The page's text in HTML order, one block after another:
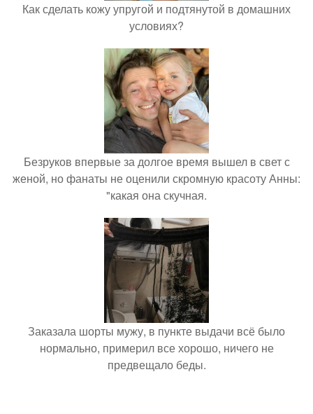
Как сделать кожу упругой и подтянутой в домашних
условиях?
Безруков впервые за долгое время вышел в свет с
женой, но фанаты не оценили скромную красоту Анны:
"какая она скучная.
Заказала шорты мужу, в пункте выдачи всё было
нормально, примерил все хорошо, ничего не
предвещало беды.